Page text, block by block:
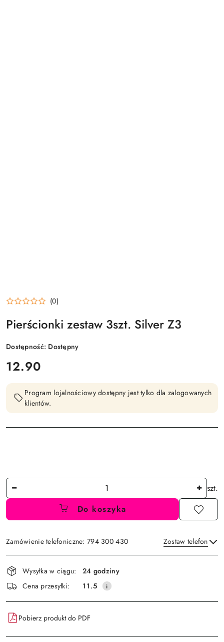
(0)
Pierścionki zestaw 3szt. Silver Z3
Dostępność: Dostępny
cena:
12.90
Program lojalnościowy dostępny jest tylko dla zalogowanych
klientów.
Ilość
szt.
Do koszyka
Zamówienie telefoniczne: 794 300 430 Zostaw telefon
Wyślij
Dostępność
i
dostawa
Wysyłka w ciągu:
24 godziny
Cena przesyłki:
11.5
Pobierz produkt do PDF